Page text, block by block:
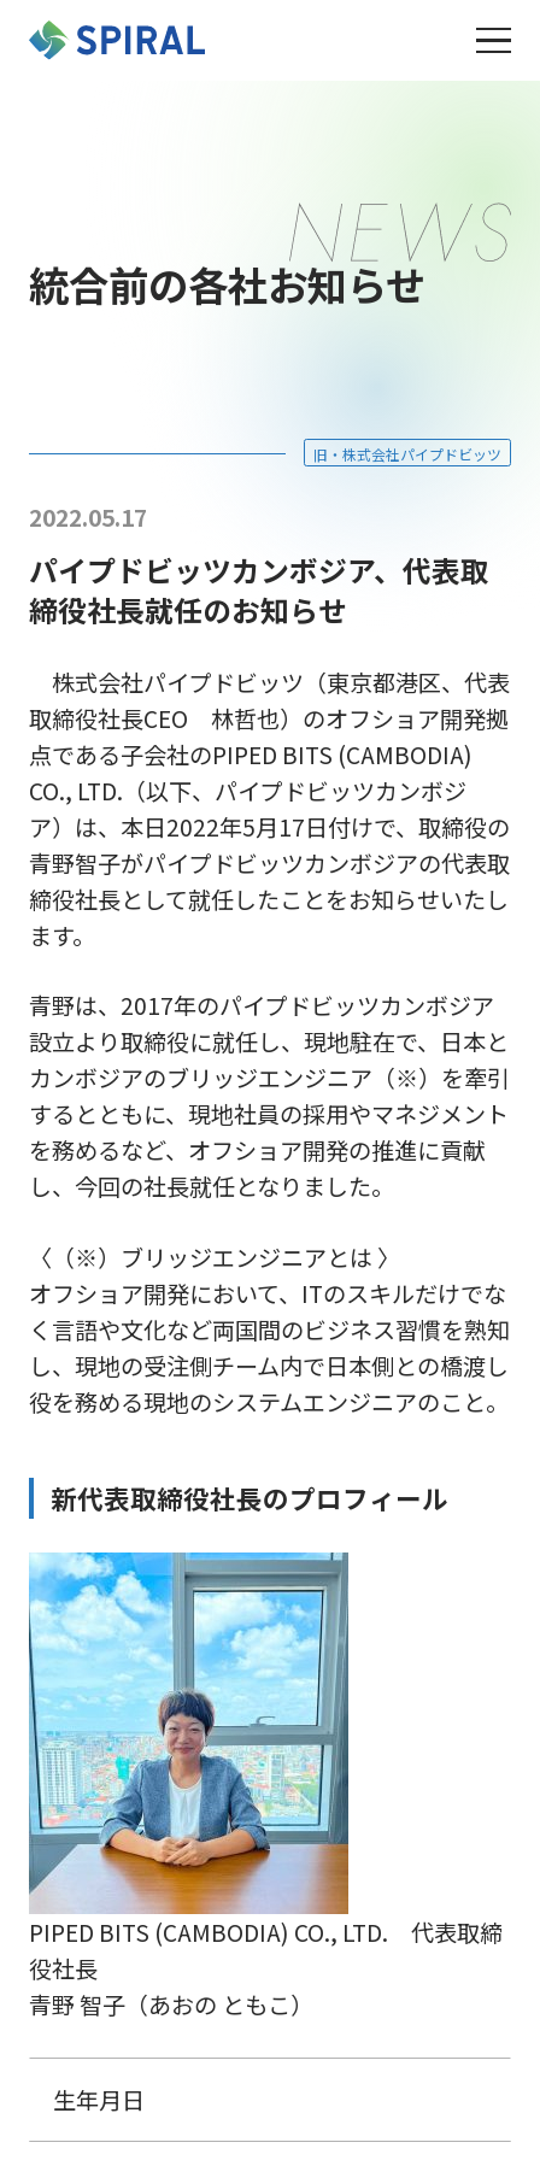
統合前の各社お知らせ
旧・株式会社パイプドビッツ
2022.05.17
パイプドビッツカンボジア、代表取
締役社長就任のお知らせ
株式会社パイプドビッツ（東京都港区、代表
取締役社長CEO 林哲也）のオフショア開発拠
点である子会社のPIPED BITS (CAMBODIA)
CO., LTD.（以下、パイプドビッツカンボジ
ア）は、本日2022年5月17日付けで、取締役の
青野智子がパイプドビッツカンボジアの代表取
締役社長として就任したことをお知らせいたし
ます。
青野は、2017年のパイプドビッツカンボジア
設立より取締役に就任し、現地駐在で、日本と
カンボジアのブリッジエンジニア（※）を牽引
するとともに、現地社員の採用やマネジメント
を務めるなど、オフショア開発の推進に貢献
し、今回の社長就任となりました。
〈（※）ブリッジエンジニアとは 〉
オフショア開発において、ITのスキルだけでな
く言語や文化など両国間のビジネス習慣を熟知
し、現地の受注側チーム内で日本側との橋渡し
役を務める現地のシステムエンジニアのこと。
新代表取締役社長のプロフィール
PIPED BITS (CAMBODIA) CO., LTD. 代表取締
役社長
青野 智子（あおの ともこ）
生年月日